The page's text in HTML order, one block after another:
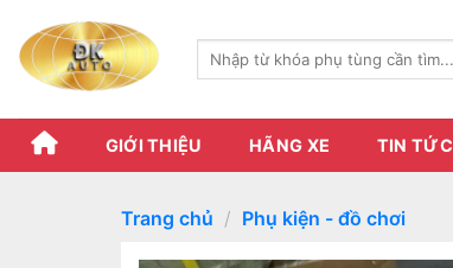
content
Tìm
GIỚI THIỆU HÃNG XE TIN TỨC
Trang chủ / Phụ kiện - đồ chơi